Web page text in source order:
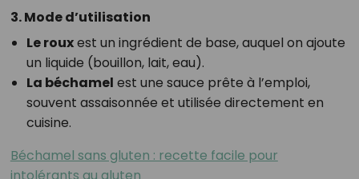
3. Mode d’utilisation
Le rouxest un ingrédient de base, auquel on ajoute
un liquide (bouillon, lait, eau).
La béchamel est une sauce prête à l’emploi,
souvent assaisonnée et utilisée directement en
cuisine.
Béchamel sans gluten : recette facile pour